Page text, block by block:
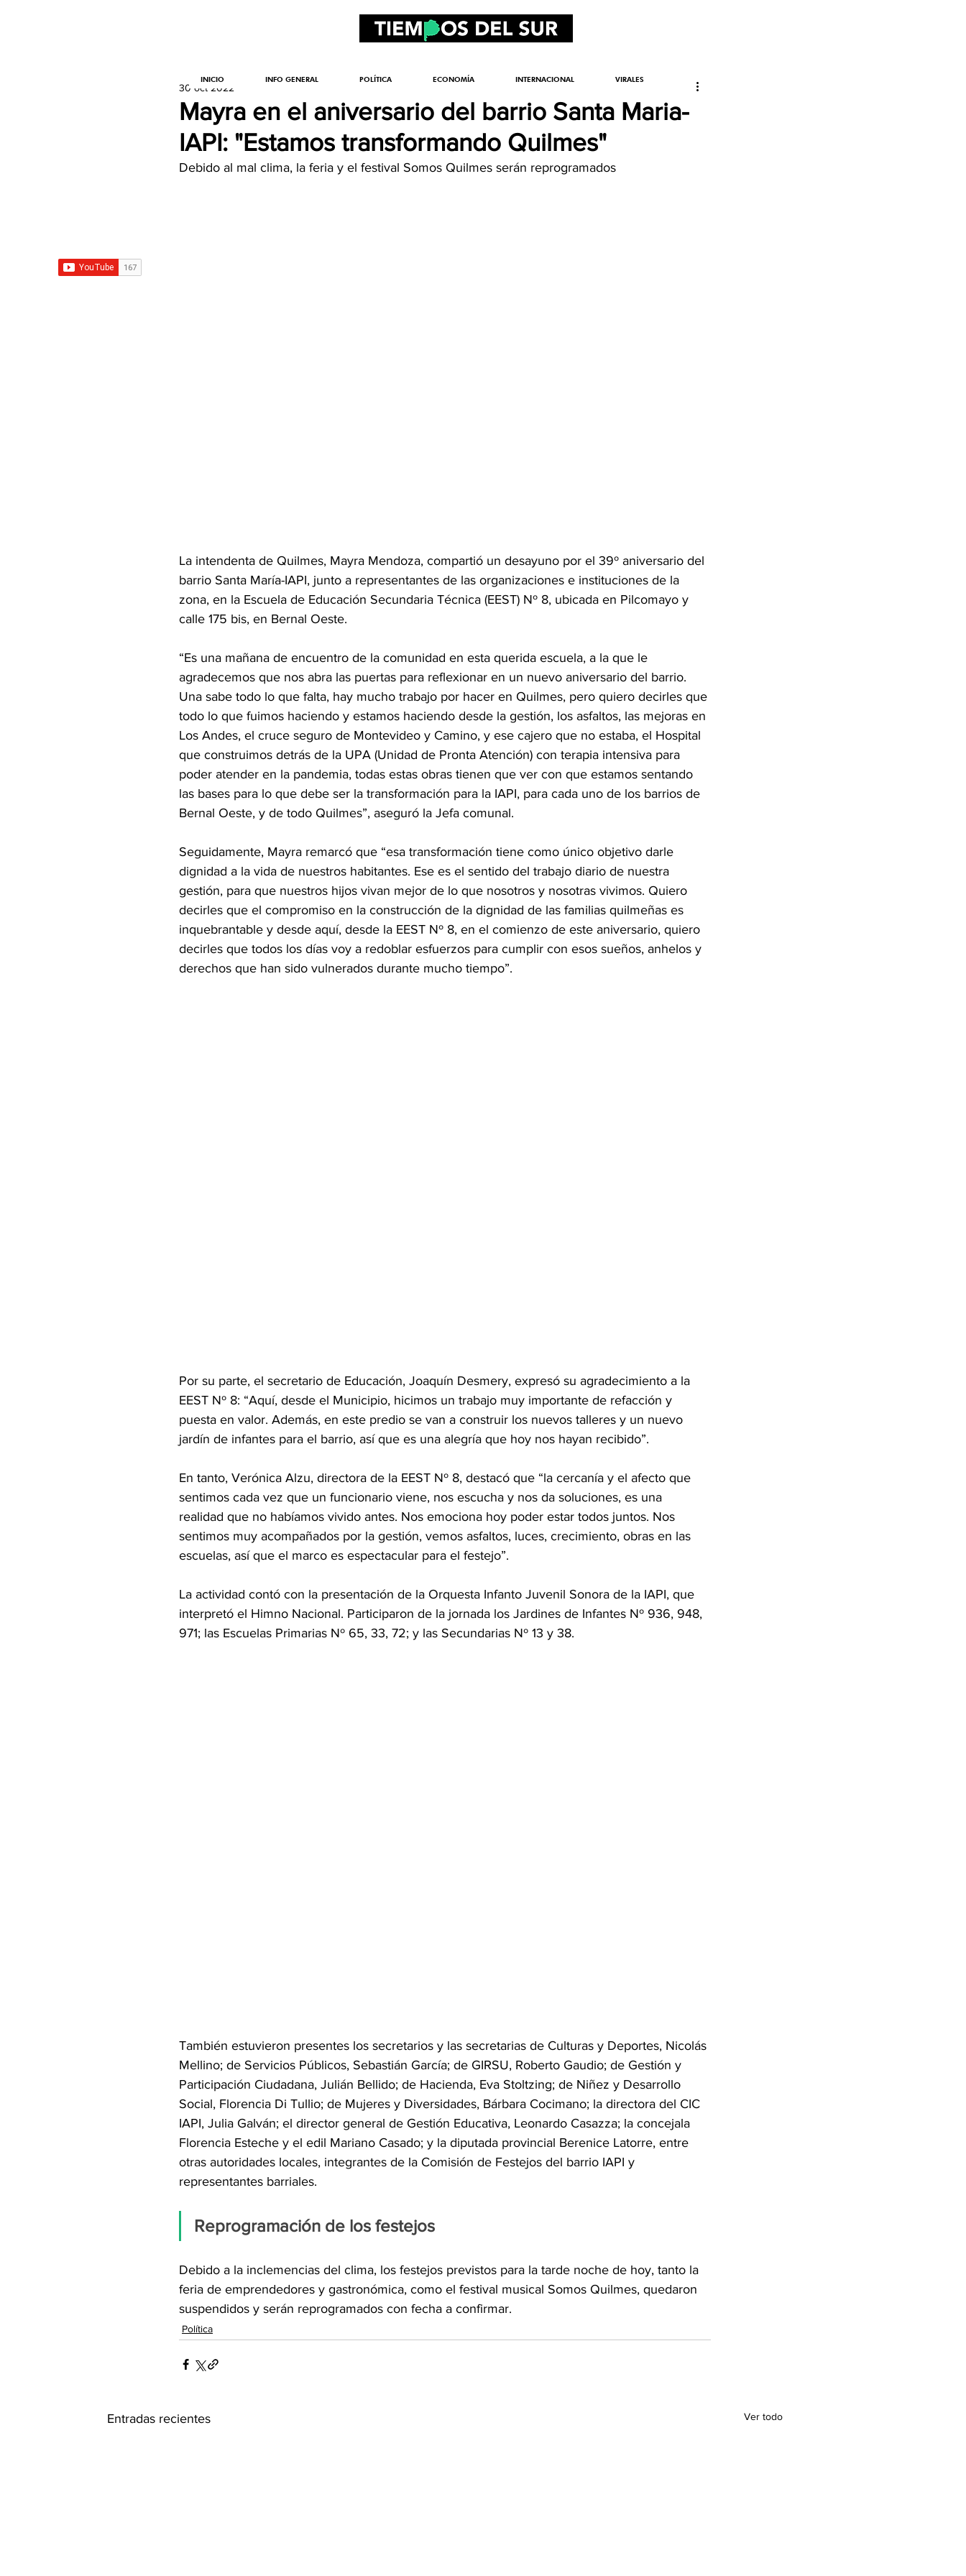
Mayra en el aniversario del barrio Santa Maria-
IAPI: "Estamos transformando Quilmes"
30 oct 2022
Debido al mal clima, la feria y el festival Somos Quilmes serán reprogramados
La intendenta de Quilmes, Mayra Mendoza, compartió un desayuno por el 39º aniversario del
barrio Santa María-IAPI, junto a representantes de las organizaciones e instituciones de la
zona, en la Escuela de Educación Secundaria Técnica (EEST) Nº 8, ubicada en Pilcomayo y
calle 175 bis, en Bernal Oeste.
“Es una mañana de encuentro de la comunidad en esta querida escuela, a la que le
agradecemos que nos abra las puertas para reflexionar en un nuevo aniversario del barrio.
Una sabe todo lo que falta, hay mucho trabajo por hacer en Quilmes, pero quiero decirles que
todo lo que fuimos haciendo y estamos haciendo desde la gestión, los asfaltos, las mejoras en
Los Andes, el cruce seguro de Montevideo y Camino, y ese cajero que no estaba, el Hospital
que construimos detrás de la UPA (Unidad de Pronta Atención) con terapia intensiva para
poder atender en la pandemia, todas estas obras tienen que ver con que estamos sentando
las bases para lo que debe ser la transformación para la IAPI, para cada uno de los barrios de
Bernal Oeste, y de todo Quilmes”, aseguró la Jefa comunal.
Seguidamente, Mayra remarcó que “esa transformación tiene como único objetivo darle
dignidad a la vida de nuestros habitantes. Ese es el sentido del trabajo diario de nuestra
gestión, para que nuestros hijos vivan mejor de lo que nosotros y nosotras vivimos. Quiero
decirles que el compromiso en la construcción de la dignidad de las familias quilmeñas es
inquebrantable y desde aquí, desde la EEST Nº 8, en el comienzo de este aniversario, quiero
decirles que todos los días voy a redoblar esfuerzos para cumplir con esos sueños, anhelos y
derechos que han sido vulnerados durante mucho tiempo”.
Por su parte, el secretario de Educación, Joaquín Desmery, expresó su agradecimiento a la
EEST Nº 8: “Aquí, desde el Municipio, hicimos un trabajo muy importante de refacción y
puesta en valor. Además, en este predio se van a construir los nuevos talleres y un nuevo
jardín de infantes para el barrio, así que es una alegría que hoy nos hayan recibido”.
En tanto, Verónica Alzu, directora de la EEST Nº 8, destacó que “la cercanía y el afecto que
sentimos cada vez que un funcionario viene, nos escucha y nos da soluciones, es una
realidad que no habíamos vivido antes. Nos emociona hoy poder estar todos juntos. Nos
sentimos muy acompañados por la gestión, vemos asfaltos, luces, crecimiento, obras en las
escuelas, así que el marco es espectacular para el festejo”.
La actividad contó con la presentación de la Orquesta Infanto Juvenil Sonora de la IAPI, que
interpretó el Himno Nacional. Participaron de la jornada los Jardines de Infantes Nº 936, 948,
971; las Escuelas Primarias Nº 65, 33, 72; y las Secundarias Nº 13 y 38.
También estuvieron presentes los secretarios y las secretarias de Culturas y Deportes, Nicolás
Mellino; de Servicios Públicos, Sebastián García; de GIRSU, Roberto Gaudio; de Gestión y
Participación Ciudadana, Julián Bellido; de Hacienda, Eva Stoltzing; de Niñez y Desarrollo
Social, Florencia Di Tullio; de Mujeres y Diversidades, Bárbara Cocimano; la directora del CIC
IAPI, Julia Galván; el director general de Gestión Educativa, Leonardo Casazza; la concejala
Florencia Esteche y el edil Mariano Casado; y la diputada provincial Berenice Latorre, entre
otras autoridades locales, integrantes de la Comisión de Festejos del barrio IAPI y
representantes barriales.
Reprogramación de los festejos
Debido a la inclemencias del clima, los festejos previstos para la tarde noche de hoy, tanto la
feria de emprendedores y gastronómica, como el festival musical Somos Quilmes, quedaron
suspendidos y serán reprogramados con fecha a confirmar.
Política
Entradas recientes Ver todo
INICIO INFO GENERAL POLÍTICA ECONOMÍA INTERNACIONAL VIRALES